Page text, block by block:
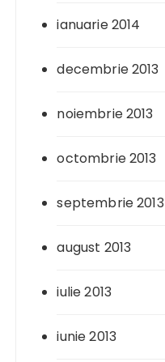
ianuarie 2014
decembrie 2013
noiembrie 2013
octombrie 2013
septembrie 2013
august 2013
iulie 2013
iunie 2013